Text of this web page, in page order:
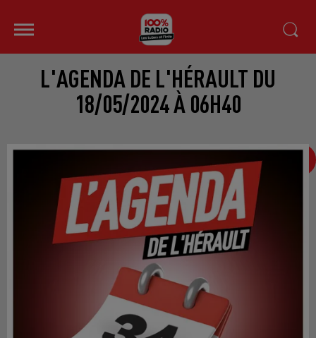
L'AGENDA DE L'HÉRAULT DU
18/05/2024 À 06H40